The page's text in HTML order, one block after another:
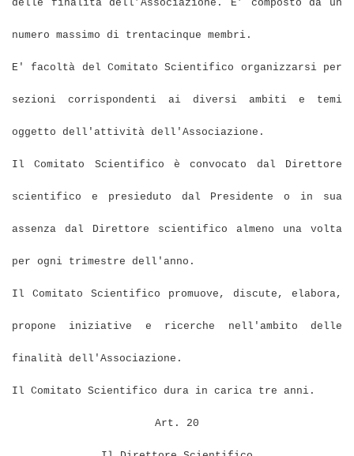
delle finalità dell’Associazione. E’ composto da un
numero massimo di trentacinque membri.
E' facoltà del Comitato Scientifico organizzarsi per
sezioni corrispondenti ai diversi ambiti e temi
oggetto dell'attività dell'Associazione.
Il Comitato Scientifico è convocato dal Direttore
scientifico e presieduto dal Presidente o in sua
assenza dal Direttore scientifico almeno una volta
per ogni trimestre dell'anno.
Il Comitato Scientifico promuove, discute, elabora,
propone iniziative e ricerche nell'ambito delle
finalità dell'Associazione.
Il Comitato Scientifico dura in carica tre anni.
Art. 20